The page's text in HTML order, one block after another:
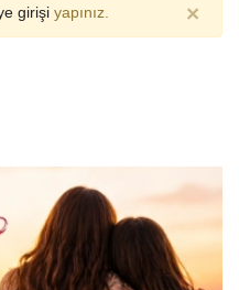
girişi yapınız. ×